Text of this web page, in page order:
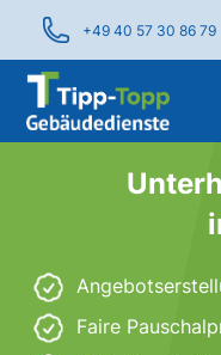
+49 40 57 30 86 79
Faire